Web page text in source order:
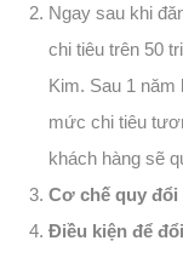
Ngay sau khi
chi tiêu trên 50
Kim. Sau 1 năm
mức chi tiêu
khách hàng sẽ
Cơ chế quy đổi
Điều kiện để